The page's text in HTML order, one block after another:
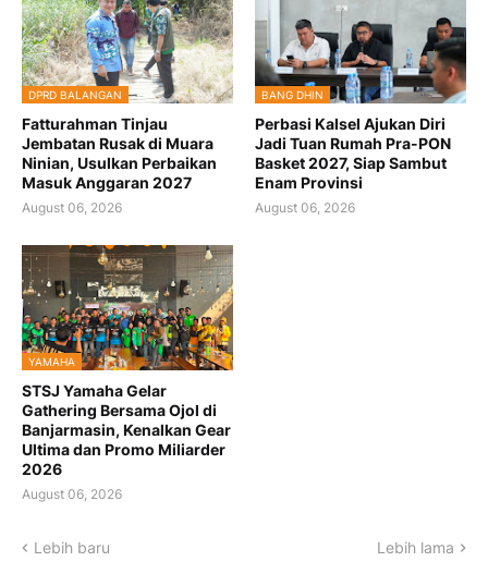
DPRD BALANGAN
Fatturahman Tinjau
Jembatan Rusak di Muara
Ninian, Usulkan Perbaikan
Masuk Anggaran 2027
August 06, 2026
BANG DHIN
Perbasi Kalsel Ajukan Diri
Jadi Tuan Rumah Pra-PON
Basket 2027, Siap Sambut
Enam Provinsi
August 06, 2026
YAMAHA
STSJ Yamaha Gelar
Gathering Bersama Ojol di
Banjarmasin, Kenalkan Gear
Ultima dan Promo Miliarder
2026
August 06, 2026
Lebih baru Lebih lama